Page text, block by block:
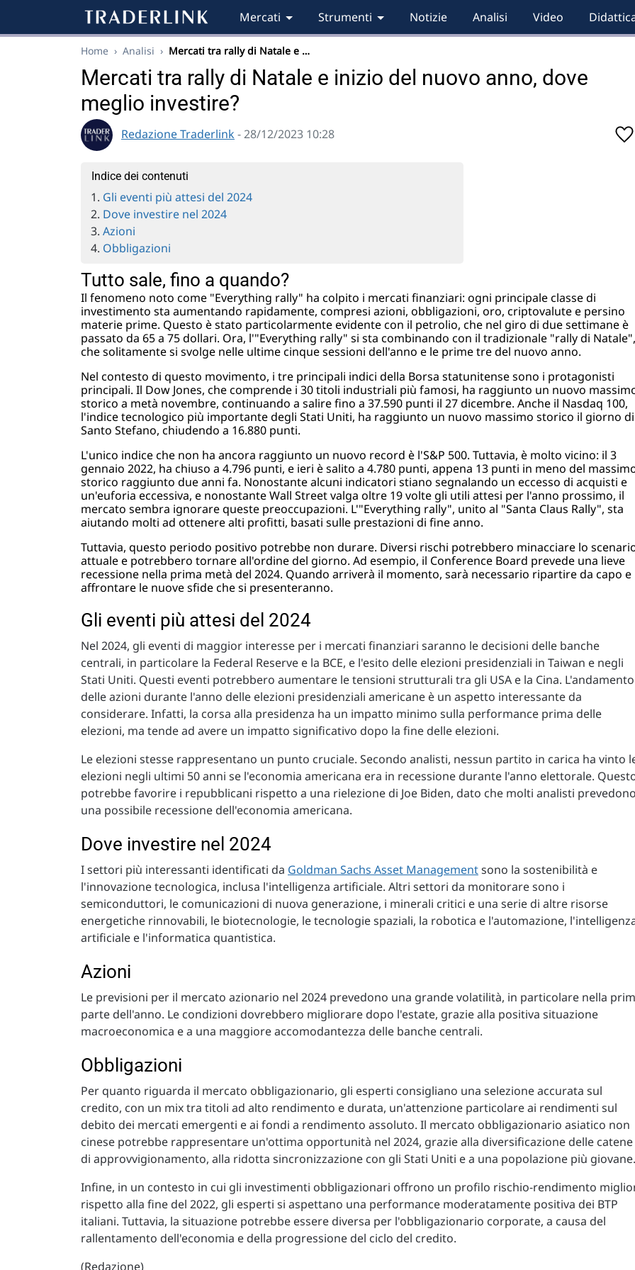
Mercati Strumenti Notizie Analisi Video
Home › Analisi › Mercati tra rally di Natale e …
Mercati tra rally di Natale e inizio del nuovo anno, dove
meglio investire?
Redazione Traderlink - 28/12/2023 10:28
Indice dei contenuti
Gli eventi più attesi del 2024
Dove investire nel 2024
Azioni
Obbligazioni
Tutto sale, fino a quando?
Il fenomeno noto come "Everything rally" ha colpito i mercati finanziari: ogni principale classe di
investimento sta aumentando rapidamente, compresi azioni, obbligazioni, oro, criptovalute e persino
materie prime. Questo è stato particolarmente evidente con il petrolio, che nel giro di due settimane è
passato da 65 a 75 dollari. Ora, l'"Everything rally" si sta combinando con il tradizionale "rally di Natale",
che solitamente si svolge nelle ultime cinque sessioni dell'anno e le prime tre del nuovo anno.
Nel contesto di questo movimento, i tre principali indici della Borsa statunitense sono i protagonisti
principali. Il Dow Jones, che comprende i 30 titoli industriali più famosi, ha raggiunto un nuovo
storico a metà novembre, continuando a salire fino a 37.590 punti il 27 dicembre. Anche il Nasdaq 100,
l'indice tecnologico più importante degli Stati Uniti, ha raggiunto un nuovo massimo storico il giorno di
Santo Stefano, chiudendo a 16.880 punti.
L'unico indice che non ha ancora raggiunto un nuovo record è l'S&P 500. Tuttavia, è molto vicino: il 3
gennaio 2022, ha chiuso a 4.796 punti, e ieri è salito a 4.780 punti, appena 13 punti in meno del
storico raggiunto due anni fa. Nonostante alcuni indicatori stiano segnalando un eccesso di acquisti e
un'euforia eccessiva, e nonostante Wall Street valga oltre 19 volte gli utili attesi per l'anno prossimo, il
mercato sembra ignorare queste preoccupazioni. L'"Everything rally", unito al "Santa Claus Rally", sta
aiutando molti ad ottenere alti profitti, basati sulle prestazioni di fine anno.
Tuttavia, questo periodo positivo potrebbe non durare. Diversi rischi potrebbero minacciare lo
attuale e potrebbero tornare all'ordine del giorno. Ad esempio, il Conference Board prevede una lieve
recessione nella prima metà del 2024. Quando arriverà il momento, sarà necessario ripartire da capo e
affrontare le nuove sfide che si presenteranno.
Gli eventi più attesi del 2024
Nel 2024, gli eventi di maggior interesse per i mercati finanziari saranno le decisioni delle banche
centrali, in particolare la Federal Reserve e la BCE, e l'esito delle elezioni presidenziali in Taiwan e negli
Stati Uniti. Questi eventi potrebbero aumentare le tensioni strutturali tra gli USA e la Cina. L'andamento
delle azioni durante l'anno delle elezioni presidenziali americane è un aspetto interessante da
considerare. Infatti, la corsa alla presidenza ha un impatto minimo sulla performance prima delle
elezioni, ma tende ad avere un impatto significativo dopo la fine delle elezioni.
Le elezioni stesse rappresentano un punto cruciale. Secondo analisti, nessun partito in carica ha vinto
elezioni negli ultimi 50 anni se l'economia americana era in recessione durante l'anno elettorale.
potrebbe favorire i repubblicani rispetto a una rielezione di Joe Biden, dato che molti analisti prevedono
una possibile recessione dell'economia americana.
Dove investire nel 2024
I settori più interessanti identificati da Goldman Sachs Asset Managementsono la sostenibilità e
l'innovazione tecnologica, inclusa l'intelligenza artificiale. Altri settori da monitorare sono i
semiconduttori, le comunicazioni di nuova generazione, i minerali critici e una serie di altre risorse
energetiche rinnovabili, le biotecnologie, le tecnologie spaziali, la robotica e l'automazione,
artificiale e l'informatica quantistica.
Azioni
Le previsioni per il mercato azionario nel 2024 prevedono una grande volatilità, in particolare nella
parte dell'anno. Le condizioni dovrebbero migliorare dopo l'estate, grazie alla positiva situazione
macroeconomica e a una maggiore accomodantezza delle banche centrali.
Obbligazioni
Per quanto riguarda il mercato obbligazionario, gli esperti consigliano una selezione accurata sul
credito, con un mix tra titoli ad alto rendimento e durata, un'attenzione particolare ai rendimenti sul
debito dei mercati emergenti e ai fondi a rendimento assoluto. Il mercato obbligazionario asiatico non
cinese potrebbe rappresentare un'ottima opportunità nel 2024, grazie alla diversificazione delle catene
di approvvigionamento, alla ridotta sincronizzazione con gli Stati Uniti e a una popolazione più giovane.
Infine, in un contesto in cui gli investimenti obbligazionari offrono un profilo rischio-rendimento
rispetto alla fine del 2022, gli esperti si aspettano una performance moderatamente positiva dei BTP
italiani. Tuttavia, la situazione potrebbe essere diversa per l'obbligazionario corporate, a causa del
rallentamento dell'economia e della progressione del ciclo del credito.
(Redazione)